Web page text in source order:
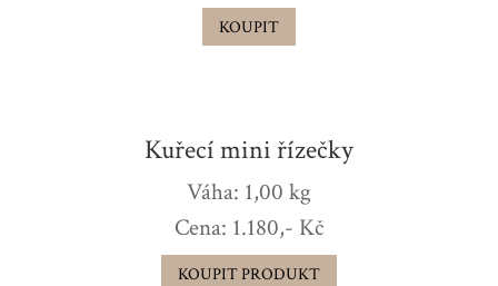
KOUPIT
Kuřecí mini řízečky
Váha: 1,00 kg
Cena: 1.180,- Kč
KOUPIT PRODUKT